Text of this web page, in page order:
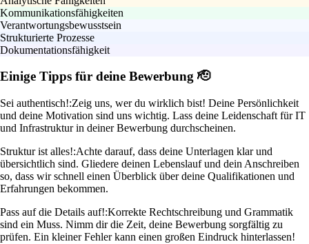
Kommunikationsfähigkeiten
Verantwortungsbewusstsein
Strukturierte Prozesse
Dokumentationsfähigkeit
Einige Tipps für deine Bewerbung 🫡
Sei authentisch!:Zeig uns, wer du wirklich bist! Deine Persönlichkeit
und deine Motivation sind uns wichtig. Lass deine Leidenschaft für IT
und Infrastruktur in deiner Bewerbung durchscheinen.
Struktur ist alles!:Achte darauf, dass deine Unterlagen klar und
übersichtlich sind. Gliedere deinen Lebenslauf und dein Anschreiben
so, dass wir schnell einen Überblick über deine Qualifikationen und
Erfahrungen bekommen.
Pass auf die Details auf!:Korrekte Rechtschreibung und Grammatik
sind ein Muss. Nimm dir die Zeit, deine Bewerbung sorgfältig zu
prüfen. Ein kleiner Fehler kann einen großen Eindruck hinterlassen!